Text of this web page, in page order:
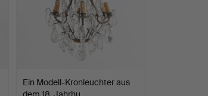
Ein Modell-Kronleuchter aus